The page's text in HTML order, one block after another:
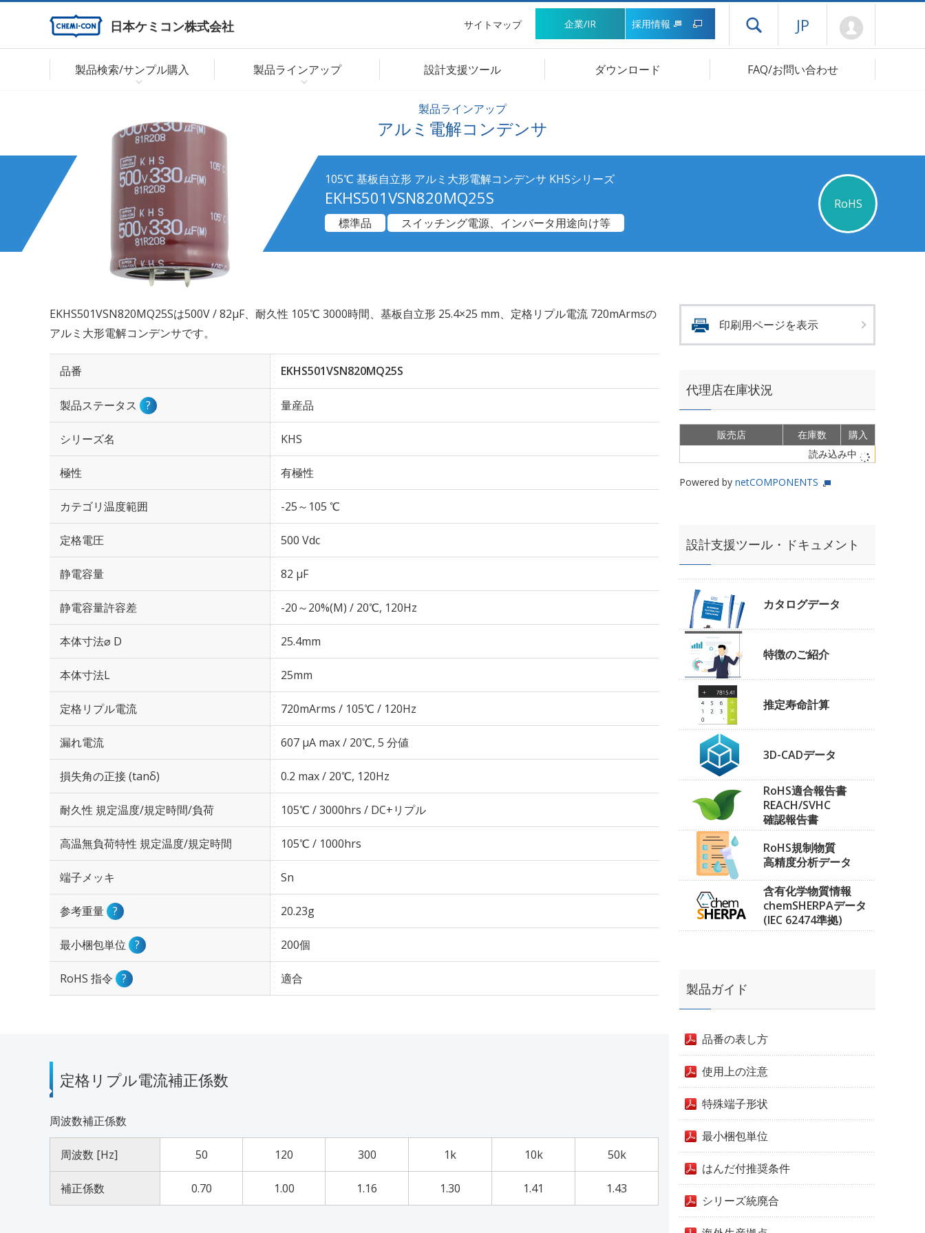
日本ケミコン株式会社 サイトマップ 企業/IR 採用情報 ドロワーメニューを開く
JP
製品検索/サンプル購入 製品ラインアップ 設計支援ツール ダウンロード FAQ/お問い合わせ
製品ラインアップ
アルミ電解コンデンサ
105℃ 基板自立形 アルミ大形電解コンデンサ KHSシリーズ
EKHS501VSN820MQ25S
RoHS
標準品
スイッチング電源、インバータ用途向け等
EKHS501VSN820MQ25Sは500V / 82µF、耐久性 105℃ 3000時間、基板自立形 25.4×25 mm、定格リプル電流 720mArmsの
アルミ大形電解コンデンサです。
品番 EKHS501VSN820MQ25S
製品ステータス ? 量産品
シリーズ名 KHS
極性 有極性
カテゴリ温度範囲 -25～105 ℃
定格電圧 500 Vdc
静電容量 82 µF
静電容量許容差 -20～20%(M) / 20℃, 120Hz
本体寸法⌀ D 25.4mm
本体寸法L 25mm
定格リプル電流 720mArms / 105℃ / 120Hz
漏れ電流 607 μA max / 20℃, 5 分値
損失角の正接 (tanδ) 0.2 max / 20℃, 120Hz
耐久性 規定温度/規定時間/負荷 105℃ / 3000hrs / DC+リプル
高温無負荷特性 規定温度/規定時間 105℃ / 1000hrs
端子メッキ Sn
参考重量 ? 20.23g
最小梱包単位 ? 200個
RoHS 指令 ? 適合
定格リプル電流補正係数
周波数補正係数
周波数 [Hz] 50 120 300 1k 10k 50k
補正係数 0.70 1.00 1.16 1.30 1.41 1.43
印刷用ページを表示
代理店在庫状況
販売店 在庫数
購入
読み込み中
Powered by netCOMPONENTS
設計支援ツール・ドキュメント
カタログデータ
特徴のご紹介
推定寿命計算
3D-CADデータ
RoHS適合報告書
REACH/SVHC
確認報告書
RoHS規制物質
高精度分析データ
含有化学物質情報
chemSHERPAデータ
(IEC 62474準拠)
製品ガイド
品番の表し方
使用上の注意
特殊端子形状
最小梱包単位
はんだ付推奨条件
シリーズ統廃合